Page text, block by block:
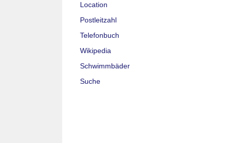
Location
Postleitzahl
Telefonbuch
Wikipedia
Schwimmbäder
Suche